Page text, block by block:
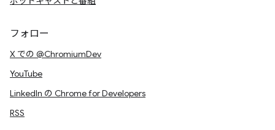
フォロー
X での @ChromiumDev
YouTube
LinkedIn の Chrome for Developers
RSS